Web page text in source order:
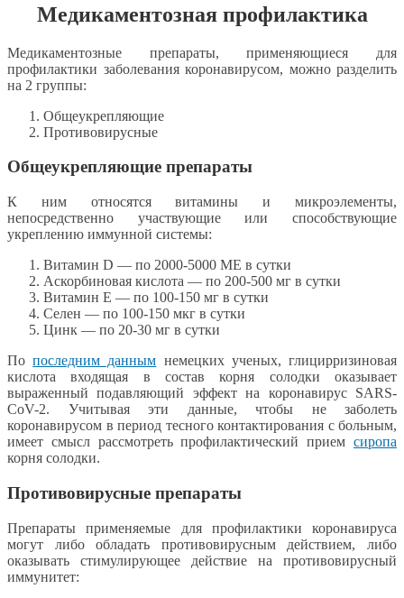
Медикаментозная профилактика
Медикаментозные препараты, применяющиеся для
профилактики заболевания коронавирусом, можно разделить
на 2 группы:
Общеукрепляющие
Противовирусные
Общеукрепляющие препараты
К ним относятся витамины и микроэлементы,
непосредственно участвующие или способствующие
укреплению иммунной системы:
Витамин D — по 2000-5000 МЕ в сутки
Аскорбиновая кислота — по 200-500 мг в сутки
Витамин Е — по 100-150 мг в сутки
Селен — по 100-150 мкг в сутки
Цинк — по 20-30 мг в сутки
Попоследним данным немецких ученых, глицирризиновая
кислота входящая в состав корня солодки оказывает
выраженный подавляющий эффект на коронавирус SARS-
CoV-2. Учитывая эти данные, чтобы не заболеть
коронавирусом в период тесного контактирования с больным,
имеет смысл рассмотреть профилактический прием сиропа
корня солодки.
Противовирусные препараты
Препараты применяемые для профилактики коронавируса
могут либо обладать противовирусным действием, либо
оказывать стимулирующее действие на противовирусный
иммунитет: